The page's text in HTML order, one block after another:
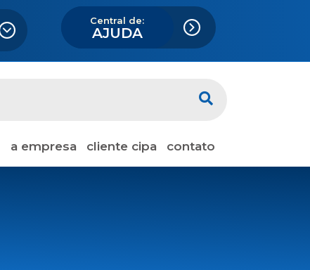
Central de:
AJUDA
a empresa cliente cipa contato